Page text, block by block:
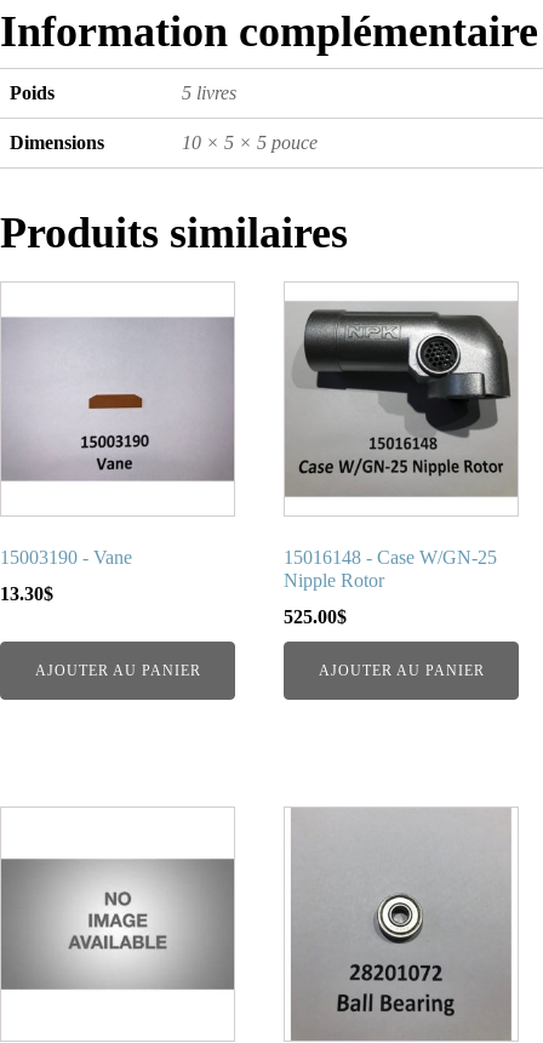
Information complémentaire
Poids 5 livres
Dimensions 10 × 5 × 5 pouce
Produits similaires
15003190 - Vane
13.30$
AJOUTER AU PANIER
15016148 - Case W/GN-25
Nipple Rotor
525.00$
AJOUTER AU PANIER